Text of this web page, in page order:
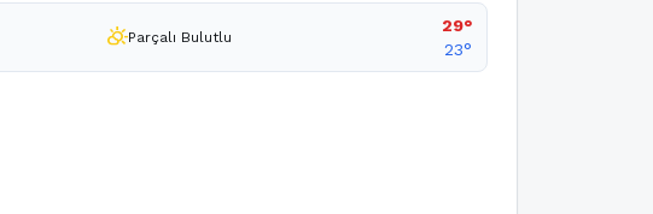
partly_cloudy_dayParçalı Bulutlu
29°
23°